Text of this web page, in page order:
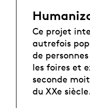
Ce projet
autrefois
de
les foires et
seconde
du XXe